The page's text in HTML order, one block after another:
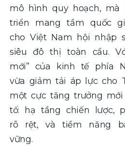
mô hình quy hoạch, mà
triển mang tầm quốc
cho Việt Nam hội nhập
siêu đô thị toàn cầu.
mới” của kinh tế phía
vừa giảm tải áp lực cho
một cực tăng trưởng
tố: hạ tầng chiến lược,
rõ rệt, và tiềm năng
vững.